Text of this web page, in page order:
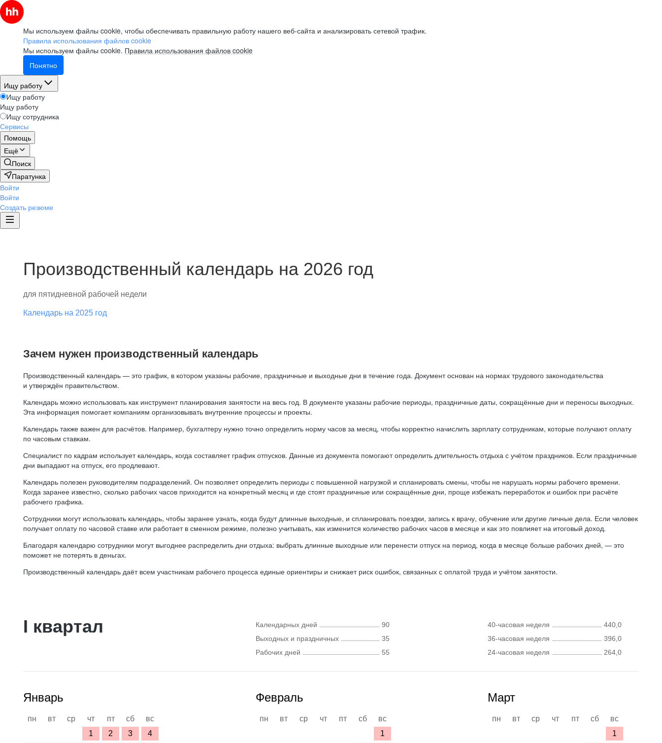
Мы используем файлы cookie, чтобы обеспечивать правильную работу нашего веб-сайта и анализировать сетевой трафик.
Правила использования файлов cookie
Мы используем файлы cookie. Правила использования файлов cookie
Понятно
Ищу работу
Ищу работу
Ищу работу
Ищу сотрудника
Сервисы
Помощь
Ещё
Поиск
Паратунка
Войти
Войти
Создать резюме
Производственный календарь на 2026 год
для пятидневной рабочей недели
Календарь на 2025 год
Зачем нужен производственный календарь
Производственный календарь — это график, в котором указаны рабочие, праздничные и выходные дни в течение года. Документ основан на нормах трудового законодательства
и утверждён правительством.
Календарь можно использовать как инструмент планирования занятости на весь год. В документе указаны рабочие периоды, праздничные даты, сокращённые дни и переносы выходных.
Эта информация помогает компаниям организовывать внутренние процессы и проекты.
Календарь также важен для расчётов. Например, бухгалтеру нужно точно определить норму часов за месяц, чтобы корректно начислить зарплату сотрудникам, которые получают оплату
по часовым ставкам.
Специалист по кадрам использует календарь, когда составляет график отпусков. Данные из документа помогают определить длительность отдыха с учётом праздников. Если праздничные
дни выпадают на отпуск, его продлевают.
Календарь полезен руководителям подразделений. Он позволяет определить периоды с повышенной нагрузкой и спланировать смены, чтобы не нарушать нормы рабочего времени.
Когда заранее известно, сколько рабочих часов приходится на конкретный месяц и где стоят праздничные или сокращённые дни, проще избежать переработок и ошибок при расчёте
рабочего графика.
Сотрудники могут использовать календарь, чтобы заранее узнать, когда будут длинные выходные, и спланировать поездки, запись к врачу, обучение или другие личные дела. Если человек
получает оплату по часовой ставке или работает в сменном режиме, полезно учитывать, как изменится количество рабочих часов в месяце и как это повлияет на итоговый доход.
Благодаря календарю сотрудники могут выгоднее распределить дни отдыха: выбрать длинные выходные или перенести отпуск на период, когда в месяце больше рабочих дней, — это
поможет не потерять в деньгах.
Производственный календарь даёт всем участникам рабочего процесса единые ориентиры и снижает риск ошибок, связанных с оплатой труда и учётом занятости.
I квартал Календарных дней
90
Выходных и праздничных
35
Рабочих дней
55
40-часовая неделя
440,0
36-часовая неделя
396,0
24-часовая неделя
264,0
Январь
пн вт ср чт пт сб
вс
1
2 3
4
Февраль
пн вт ср чт пт сб
вс
1
Март
пн вт ср чт пт сб
вс
1